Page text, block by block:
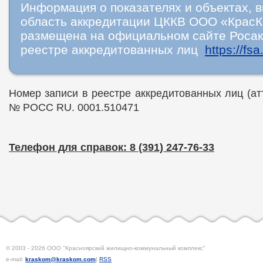
Информация о показателях и объектах,
область аккредитации ЦККВ ООО
размещена на официальном сайте
реестре аккредитованных лиц https://
Номер записи в реестре аккредитованных лиц
№ РОСС RU. 0001.510471
Телефон для справок: 8 (391) 247-76-33
© 2003 - 2026 ООО "Красноярский жилищно-коммунальный комплекс"
e-mail: kraskom@kraskom.com| RSS